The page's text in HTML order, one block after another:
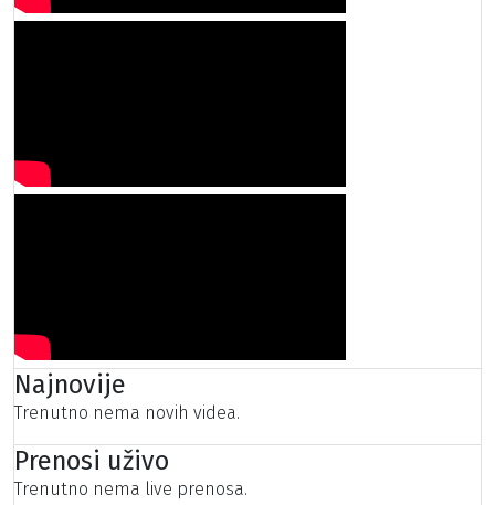
Najnovije
Trenutno nema novih videa.
Prenosi uživo
Trenutno nema live prenosa.